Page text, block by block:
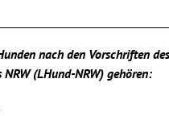
nach den Vorschriften
NRW (LHund-NRW) gehören: